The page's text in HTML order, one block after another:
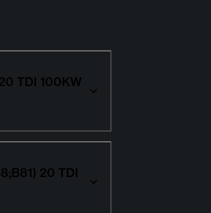
TDI 100KW
20 TDI